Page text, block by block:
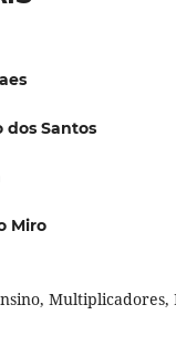
dos Santos
Miro
Multiplicadores,